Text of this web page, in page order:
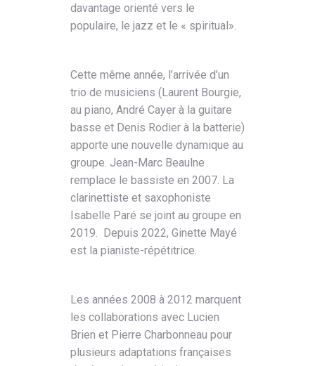
davantage orienté vers le
populaire, le jazz et le « spiritual».
Cette même année, l’arrivée d’un
trio de musiciens (Laurent Bourgie,
au piano, André Cayer à la guitare
basse et Denis Rodier à la batterie)
apporte une nouvelle dynamique au
groupe. Jean-Marc Beaulne
remplace le bassiste en 2007. La
clarinettiste et saxophoniste
Isabelle Paré se joint au groupe en
2019. Depuis 2022, Ginette Mayé
est la pianiste-répétitrice.
Les années 2008 à 2012 marquent
les collaborations avec Lucien
Brien et Pierre Charbonneau pour
plusieurs adaptations françaises